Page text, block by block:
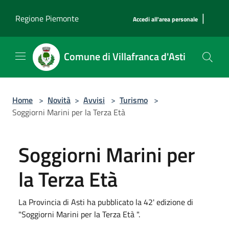
Regione Piemonte
Accedi all'area personale |
Comune di Villafranca d'Asti
Home > Novità > Avvisi > Turismo >
Soggiorni Marini per la Terza Età
Soggiorni Marini per
la Terza Età
La Provincia di Asti ha pubblicato la 42' edizione di
"Soggiorni Marini per la Terza Età ".